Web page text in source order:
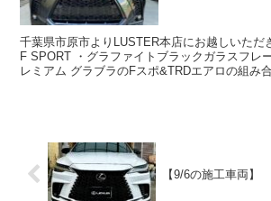
千葉県市原市よりLUSTER本店にお越しいただ
F SPORT ・グラファイトブラックガラスフレ
レミアム グラブラのFスポ&TRDエアロの組み
【9/6の施工車両】